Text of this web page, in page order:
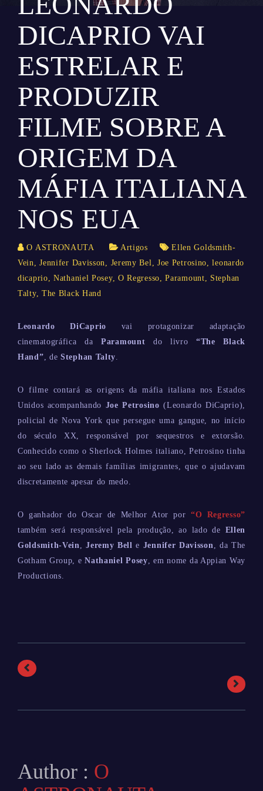
DICAPRIO VAI
ESTRELAR E
PRODUZIR
FILME SOBRE A
ORIGEM DA
MÁFIA ITALIANA
NOS EUA
O ASTRONAUTA Artigos
Ellen Goldsmith-
Vein,Jennifer Davisson, Jeremy Bel, Joe Petrosino,leonardo
dicaprio,Nathaniel Posey, O Regresso,Paramount, Stephan
Talty, The Black Hand
Leonardo DiCaprio vai protagonizar adaptação
cinematográfica daParamount do livro“The Black
Hand”, de Stephan Talty.
O filme contará as origens da máfia italiana nos Estados
Unidos acompanhando Joe Petrosino (Leonardo DiCaprio),
policial de Nova York que persegue uma gangue, no início
do século XX, responsável por sequestros e extorsão.
Conhecido como o Sherlock Holmes italiano, Petrosino tinha
ao seu lado as demais famílias imigrantes, que o ajudavam
discretamente apesar do medo.
O ganhador do Oscar de Melhor Ator por “O Regresso”
também será responsável pela produção, ao lado de Ellen
Goldsmith-Vein,Jeremy Bell e Jennifer Davisson, da The
Gotham Group, eNathaniel Posey, em nome da Appian Way
Productions.
Author : O